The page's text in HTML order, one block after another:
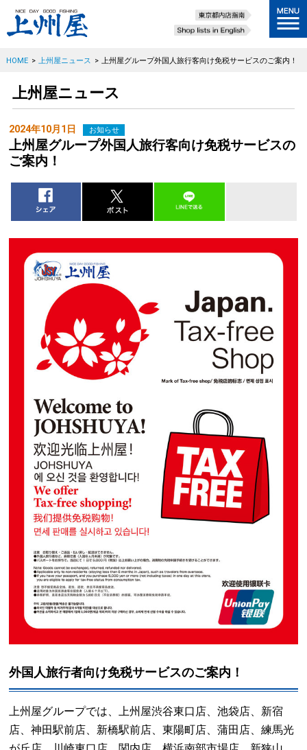
HOME > 上州屋ニュース > 上州屋グループ外国人旅行客向け免税サービスのご案内！
上州屋ニュース
2024年10月1日 お知らせ
上州屋グループ外国人旅行客向け免税サービスの
ご案内！
外国人旅行者向け免税サービスのご案内！
上州屋グループでは、上州屋渋谷東口店、池袋店、新宿
店、神田駅前店、新橋駅前店、東陽町店、蒲田店、練馬光